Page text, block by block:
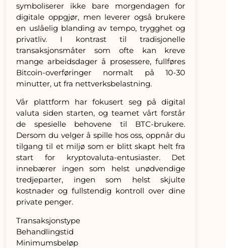
symboliserer ikke bare morgendagen for
digitale oppgjør, men leverer også brukere
en uslåelig blanding av tempo, trygghet og
privatliv. I kontrast til tradisjonelle
transaksjonsmåter som ofte kan kreve
mange arbeidsdager å prosessere, fullføres
Bitcoin-overføringer normalt på 10-30
minutter, ut fra nettverksbelastning.
Vår plattform har fokusert seg på digital
valuta siden starten, og teamet vårt forstår
de spesielle behovene til BTC-brukere.
Dersom du velger å spille hos oss, oppnår du
tilgang til et miljø som er blitt skapt helt fra
start for kryptovaluta-entusiaster. Det
innebærer ingen som helst unødvendige
tredjeparter, ingen som helst skjulte
kostnader og fullstendig kontroll over dine
private penger.
Transaksjonstype
Behandlingstid
Minimumsbeløp